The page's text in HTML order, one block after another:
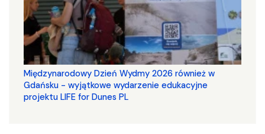
Międzynarodowy Dzień Wydmy 2026 również w
Gdańsku - wyjątkowe wydarzenie edukacyjne
projektu LIFE for Dunes PL